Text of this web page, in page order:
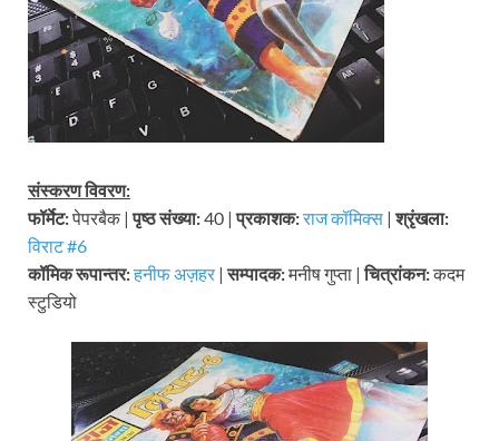
संस्करण विवरण:
फॉर्मेट:पेपरबैक |पृष्ठ संख्या:40 |प्रकाशक:राज कॉमिक्स |श्रृंखला:
विराट #6
कॉमिक रूपान्तर:हनीफ अज़हर |सम्पादक:मनीष गुप्ता |चित्रांकन:कदम
स्टुडियो